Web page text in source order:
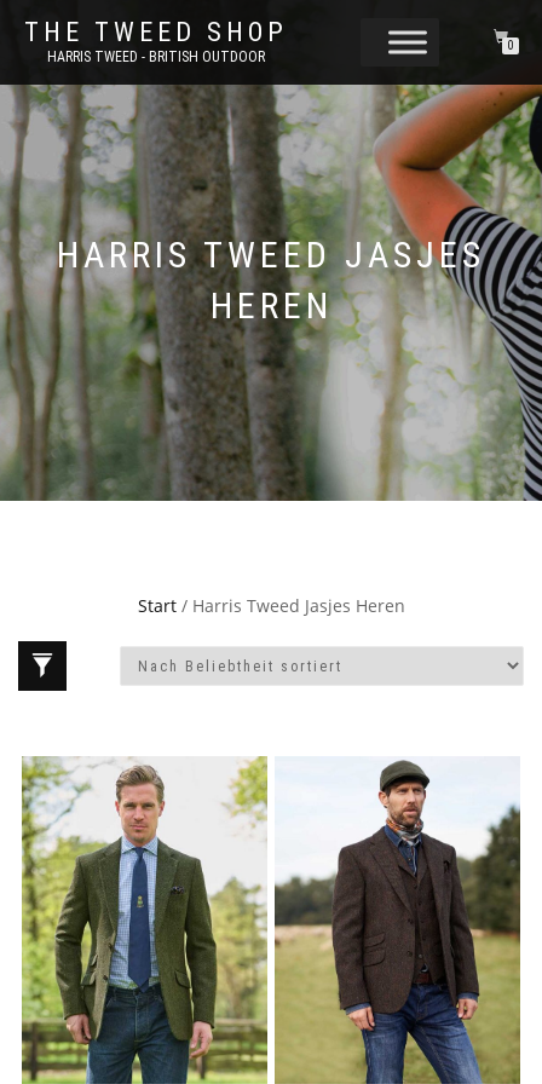
THE TWEED SHOP
HARRIS TWEED - BRITISH OUTDOOR
0
HARRIS TWEED JASJES
HEREN
Start/ Harris Tweed Jasjes Heren